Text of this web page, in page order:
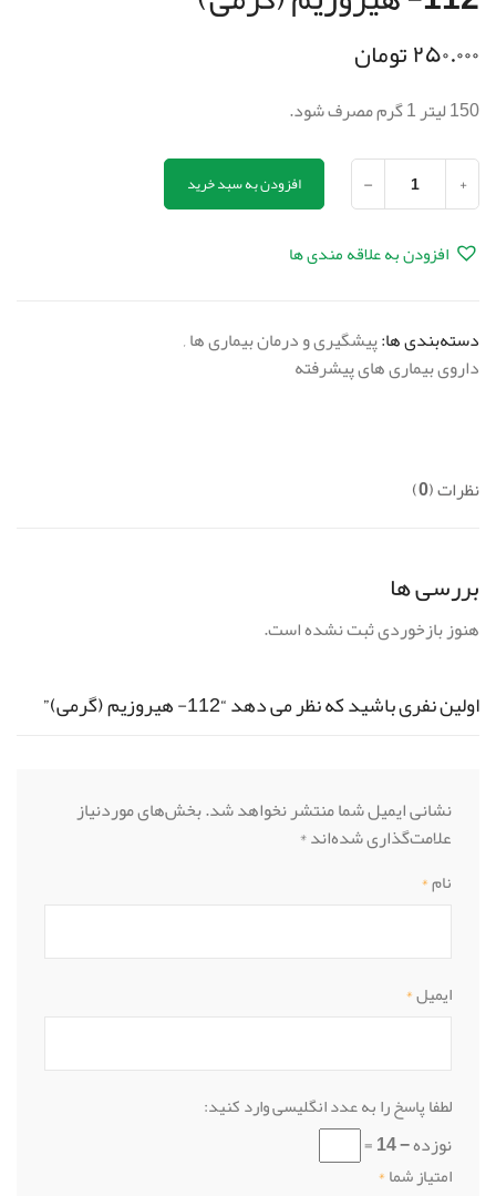
۲۵۰.۰۰۰تومان
150 لیتر 1 گرم مصرف شود.
- + افزودن به سبد خرید
افزودن به علاقه مندی ها
دسته‌بندی ها:پیشگیری و درمان بیماری ها,
داروی بیماری های پیشرفته
نظرات (0)
بررسی ها
هنوز بازخوردی ثبت نشده است.
اولین نفری باشید که نظر می دهد “112- هیروزیم (گرمی)”
نشانی ایمیل شما منتشر نخواهد شد.بخش‌های موردنیاز
علامت‌گذاری شده‌اند*
نام*
ایمیل*
لطفا پاسخ را به عدد انگلیسی وارد کنید:
نوزده − 14 =
امتیاز شما*